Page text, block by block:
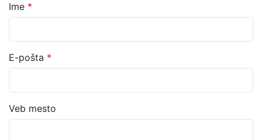
Ime *
E-pošta *
Veb mesto